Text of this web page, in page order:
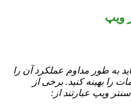
ویپ
به طور مداوم عملکرد آن را
را بهینه کنید. برخی از
ویپ عبارتند از: